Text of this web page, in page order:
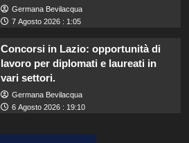
Germana Bevilacqua
7 Agosto 2026 : 1:05
Concorsi in Lazio: opportunità di
lavoro per diplomati e laureati in
vari settori.
Germana Bevilacqua
6 Agosto 2026 : 19:10